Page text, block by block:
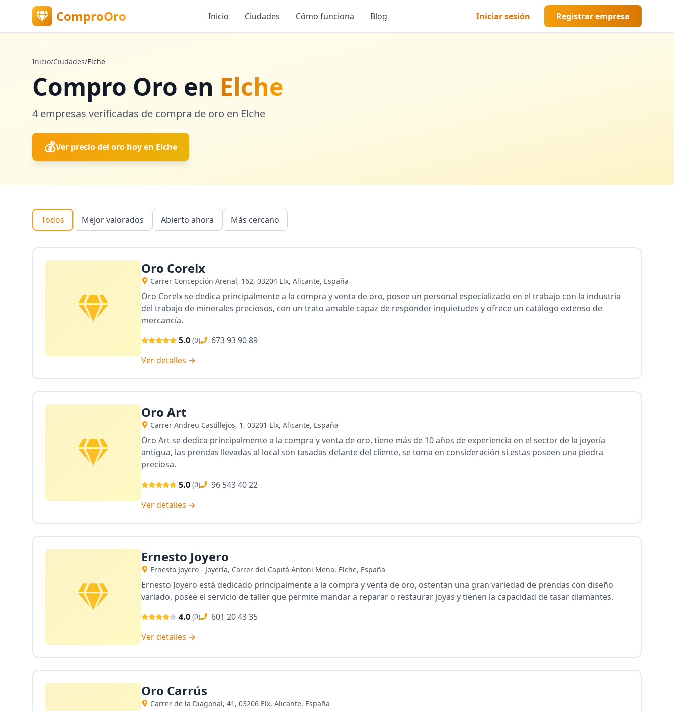
ComproOro Inicio Ciudades Cómo funciona Blog Iniciar sesión Registrar empresa
Inicio/Ciudades/Elche
Compro Oro en Elche
4 empresas verificadas de compra de oro en Elche
💰Ver precio del oro hoy en Elche
Todos Mejor valorados Abierto ahora Más cercano
Oro Corelx
Carrer Concepción Arenal, 162, 03204 Elx, Alicante, España
Oro Corelx se dedica principalmente a la compra y venta de oro, posee un personal especializado en el trabajo con la industria
del trabajo de minerales preciosos, con un trato amable capaz de responder inquietudes y ofrece un catálogo extenso de
mercancía.
5.0 (0)
673 93 90 89
Ver detalles →
Oro Art
Carrer Andreu Castillejos, 1, 03201 Elx, Alicante, España
Oro Art se dedica principalmente a la compra y venta de oro, tiene más de 10 años de experiencia en el sector de la joyería
antigua, las prendas llevadas al local son tasadas delante del cliente, se toma en consideración si estas poseen una piedra
preciosa.
5.0 (0)
96 543 40 22
Ver detalles →
Ernesto Joyero
Ernesto Joyero - Joyería, Carrer del Capità Antoni Mena, Elche, España
Ernesto Joyero está dedicado principalmente a la compra y venta de oro, ostentan una gran variedad de prendas con diseño
variado, posee el servicio de taller que permite mandar a reparar o restaurar joyas y tienen la capacidad de tasar diamantes.
4.0 (0)
601 20 43 35
Ver detalles →
Oro Carrús
Carrer de la Diagonal, 41, 03206 Elx, Alicante, España